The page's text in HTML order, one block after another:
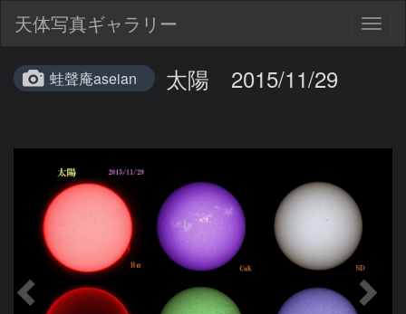
天体写真ギャラリー
蛙聲庵aseian 太陽 2015/11/29